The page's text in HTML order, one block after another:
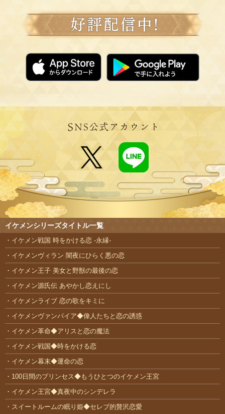
イケメンシリーズタイトル一覧
イケメン戦国 時をかける恋 -永縁-
イケメンヴィラン 闇夜にひらく悪の恋
イケメン王子 美女と野獣の最後の恋
イケメン源氏伝 あやかし恋えにし
イケメンライブ 恋の歌をキミに
イケメンヴァンパイア◆偉人たちと恋の誘惑
イケメン革命◆アリスと恋の魔法
イケメン戦国◆時をかける恋
イケメン幕末◆運命の恋
100日間のプリンセス◆もうひとつのイケメン王宮
イケメン王宮◆真夜中のシンデレラ
スイートルームの眠り姫◆セレブ的贅沢恋愛